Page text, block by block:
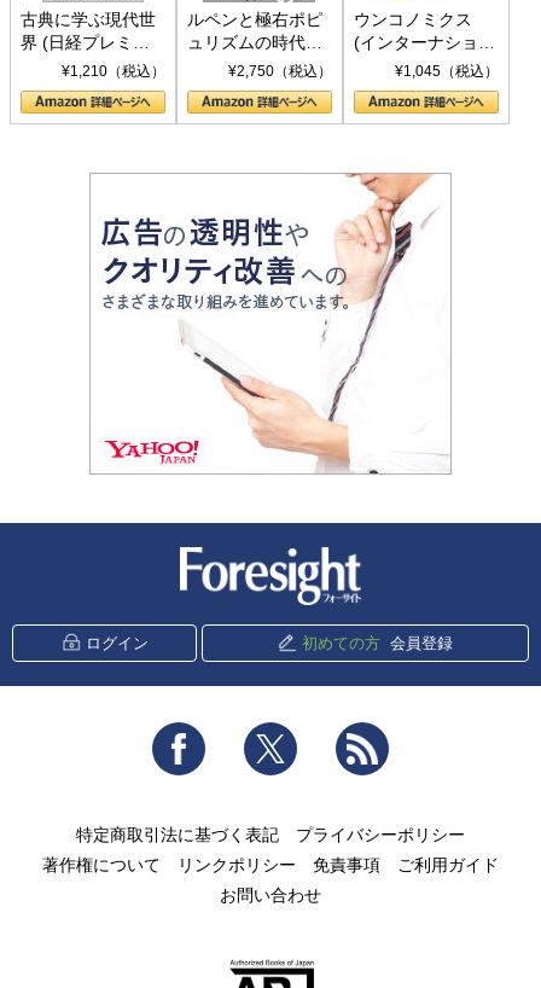
古典に学ぶ現代世
界 (日経プレミア
シリーズ)¥1,210（税込）
ルペンと極右ポピ
ュリズムの時代：
〈ヤヌス〉の二つ
の顔
¥2,750（税込）
ウンコノミクス
(インターナショナ
ル新書)¥1,045（税込）
ログイン 初めての方 会員登録
Facebook Twitter
特定商取引法に基づく表記
プライバシーポリシー
著作権について
リンクポリシー 免責事項
ご利用ガイド
お問い合わせ